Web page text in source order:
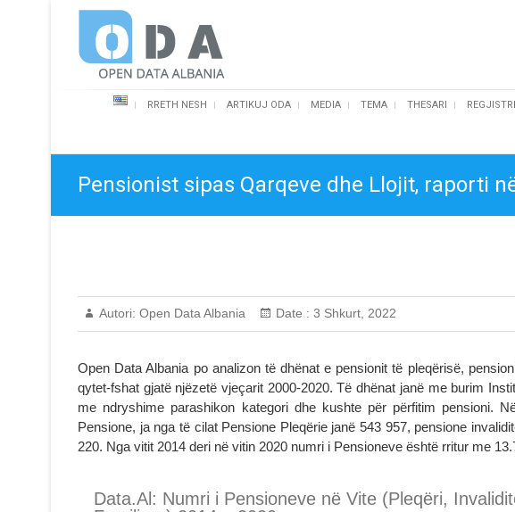
Open Data Albania
RRETH NESH ARTIKUJ ODA MEDIA TEMA THESARI
Pensionist sipas Qarqeve dhe Llojit, raporti
Autori: Open Data Albania Date : 3 Shkurt, 2022
Open Data Albania po analizon të dhënat e pensionit të pleqërisë,
qytet-fshat gjatë njëzetë vjeçarit 2000-2020. Të dhënat janë me burim
me ndryshime parashikon kategori dhe kushte për përfitim pensioni.
Pensione, ja nga të cilat Pensione Pleqërie janë 543 957, pensione
220. Nga vitit 2014 deri në vitin 2020 numri i Pensioneve është rritur me